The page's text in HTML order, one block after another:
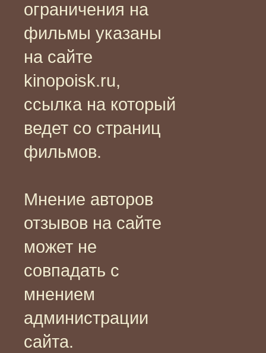
ограничения на
фильмы указаны
на сайте
kinopoisk.ru,
ссылка на который
ведет со страниц
фильмов.
Мнение авторов
отзывов на сайте
может не
совпадать с
мнением
администрации
сайта.